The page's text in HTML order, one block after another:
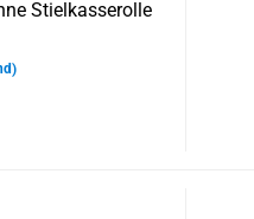
Stielkasserolle